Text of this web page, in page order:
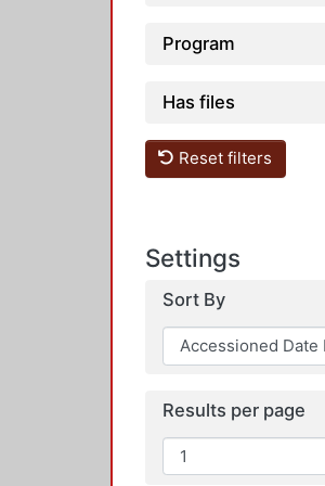
Program
Has files
Reset filters
Settings
Sort By
Results per page